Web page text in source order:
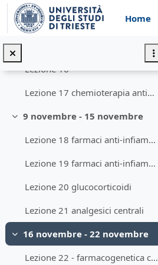
Vai al contenuto principale
Home
Lezione 15 - review su imatinib
Minimizza
Lezione 16
Lezione 17 chemioterapia antibatterica
Minimizza
9 novembre - 15 novembre
Lezione 18 farmaci anti-infiammatori non steroidei
Lezione 19 farmaci anti-infiammatori non steroidei
Lezione 20 glucocorticoidi
Lezione 21 analgesici centrali
Minimizza
16 novembre - 22 novembre
Lezione 22 - farmacogenetica codeina